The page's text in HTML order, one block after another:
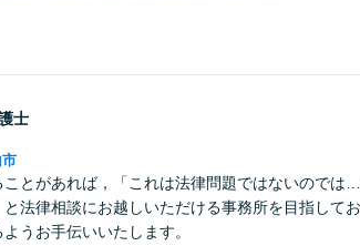
士
とがあれば，「これは法律問題ではないのでは
法律相談にお越しいただける事務所を目指して
うお手伝いいたします。